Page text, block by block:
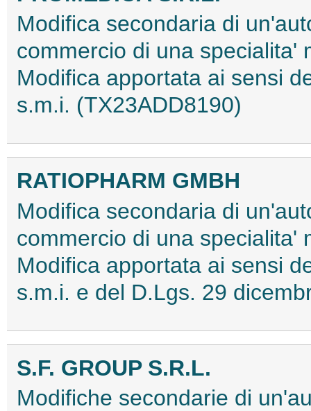
Modifica secondaria di
commercio di una specialita'
Modifica apportata ai sensi
s.m.i. (TX23ADD8190)
RATIOPHARM GMBH
Modifica secondaria di
commercio di una specialita'
Modifica apportata ai sensi
s.m.i. e del D.Lgs. 29
S.F. GROUP S.R.L.
Modifiche secondarie di